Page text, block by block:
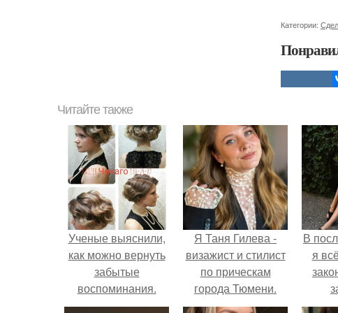
Категории:
Читайте также
Ученые выяснили,
как можно вернуть
забытые
воспоминания.
Я Таня Гилева -
визажист и стилист
по прическам
города Тюмени.
В
я